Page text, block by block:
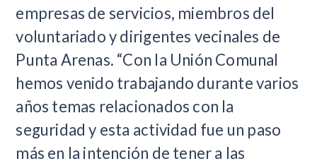
empresas de servicios, miembros del
voluntariado y dirigentes vecinales de
Punta Arenas. “Con la Unión Comunal
hemos venido trabajando durante varios
años temas relacionados con la
seguridad y esta actividad fue un paso
más en la intención de tener a las